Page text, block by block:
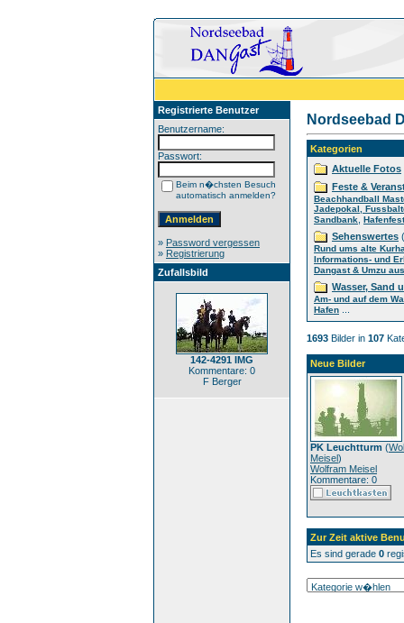
Registrierte Benutzer
Benutzername:
Passwort:
Beim n�chsten Besuch
automatisch anmelden?
» Password vergessen
» Registrierung
Zufallsbild
142-4291 IMG
Kommentare: 0
F Berger
Nordseebad
Kategorien
Aktuelle Fotos
Feste &
Beachhandball
Jadepokal,
Sandbank
Sehenswertes
Rund ums alte
Informations- und
Dangast & Umzu
Wasser, Sand
Am- und auf dem
Hafen
1693 Bilder in 107
Neue Bilder
PK Leuchtturm (
Meisel)
Wolfram Meisel
Kommentare: 0
Zur Zeit aktive
Es sind gerade 0